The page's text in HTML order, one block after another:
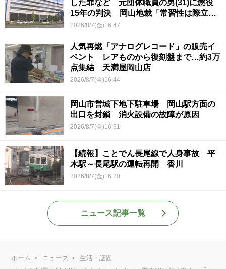
した罪など 元団体職員の男(31)に懲役
15年の判決 岡山地裁「常習性は際立っ
ていて被害結果も非常に重い」
2026/8/7(金)16:47
人気再燃「アナログレコード」の販売イ
ベント レアものから復刻盤まで…約3万
点集結 天満屋岡山店
2026/8/7(金)16:44
岡山市営城下地下駐車場 岡山駅方面の
出口を封鎖 消火設備の故障が原因
2026/8/7(金)16:31
【続報】ことでん長尾線で人身事故 平
木駅～長尾駅の運転再開 香川
2026/8/7(金)16:20
ニュース記事一覧
ホーム ニュース
生活・話題